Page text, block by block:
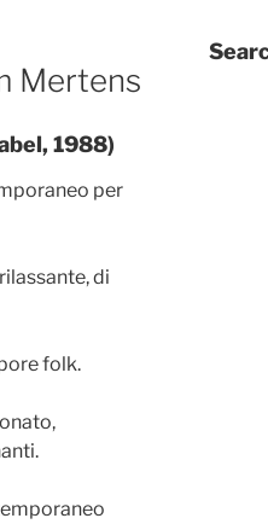
Mertens
1988)
per
di
folk.